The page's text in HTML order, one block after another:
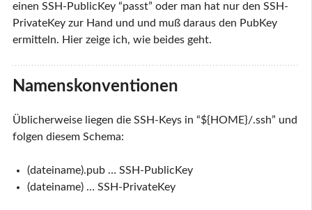
einen SSH-PublicKey “passt” oder man hat nur den SSH-
PrivateKey zur Hand und und muß daraus den PubKey
ermitteln. Hier zeige ich, wie beides geht.
Namenskonventionen
Üblicherweise liegen die SSH-Keys in “${HOME}/.ssh” und
folgen diesem Schema:
(dateiname).pub … SSH-PublicKey
(dateiname) … SSH-PrivateKey